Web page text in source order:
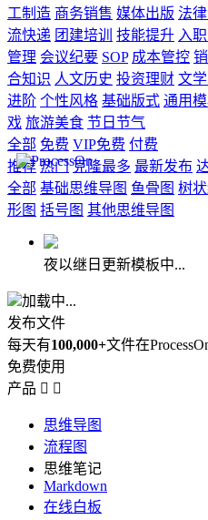
工制造 商务销售 媒体出版 法
流快递 团建培训 技能提升 入
管理 会议纪要 SOP 成本管控
合知识 人文历史 投资理财 文
进阶 个性风格 基础版式 通用
戏 旅游美食 节日节气
全部 免费 VIP免费 付费
推荐 热门 克隆最多 最新发布
全部 基础思维导图 鱼骨图 树
形图 括号图 其他思维导图
夜以继日更新模板中...
加载中...
发布文件
每天有100,000+文件在
免费使用
产品  
思维导图
流程图
思维笔记
Markdown
在线白板